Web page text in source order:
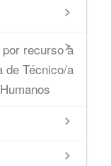
recurso à
de Técnico/a